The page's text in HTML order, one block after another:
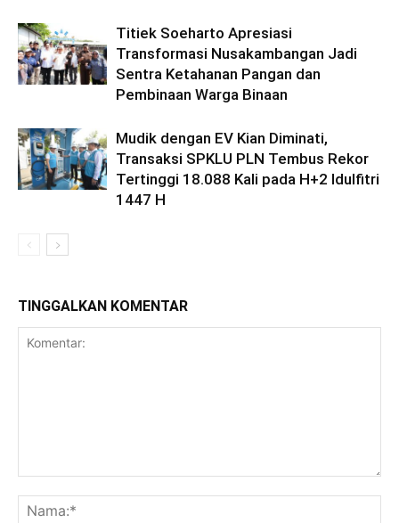
Titiek Soeharto Apresiasi
Transformasi Nusakambangan Jadi
Sentra Ketahanan Pangan dan
Pembinaan Warga Binaan
Mudik dengan EV Kian Diminati,
Transaksi SPKLU PLN Tembus Rekor
Tertinggi 18.088 Kali pada H+2 Idulfitri
1447 H
TINGGALKAN KOMENTAR